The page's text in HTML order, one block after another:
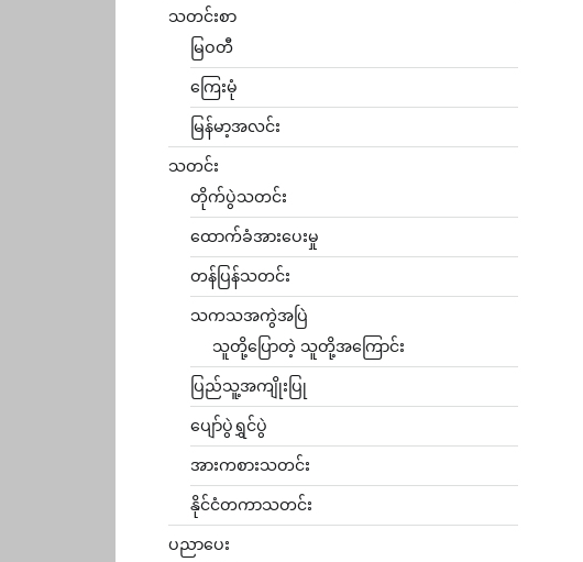
သတင်းစာ
မြဝတီ
ကြေးမုံ
မြန်မာ့အလင်း
သတင်း
တိုက်ပွဲသတင်း
ထောက်ခံအားပေးမှု
တန်ပြန်သတင်း
သကသအကွဲအပြဲ
သူတို့ပြောတဲ့ သူတို့အကြောင်း
ပြည်သူ့အကျိုးပြု
ပျော်ပွဲရွှင်ပွဲ
အားကစားသတင်း
နိုင်ငံတကာသတင်း
ပညာပေး